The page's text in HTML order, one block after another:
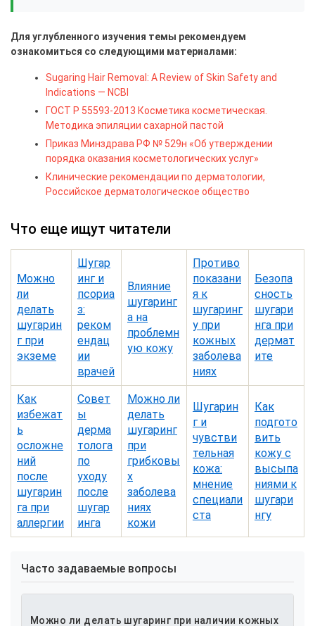
Для углубленного изучения темы рекомендуем
ознакомиться со следующими материалами:
Sugaring Hair Removal: A Review of Skin Safety and
Indications — NCBI
ГОСТ Р 55593-2013 Косметика косметическая.
Методика эпиляции сахарной пастой
Приказ Минздрава РФ № 529н «Об утверждении
порядка оказания косметологических услуг»
Клинические рекомендации по дерматологии,
Российское дерматологическое общество
Что еще ищут читатели
Можно
ли
делать
шугарин
г при
экземе
Шугар
инг и
псориа
з:
реком
ендац
ии
врачей
Влияние
шугаринг
а на
проблемн
ую кожу
Противо
показани
я к
шугаринг
у при
кожных
заболева
ниях
Безопа
сность
шугари
нга при
дермат
ите
Как
избежат
ь
осложне
ний
после
шугарин
га при
аллергии
Совет
ы
дерма
толога
по
уходу
после
шугар
инга
Можно ли
делать
шугаринг
при
грибковы
х
заболева
ниях
кожи
Шугарин
г и
чувстви
тельная
кожа:
мнение
специали
ста
Как
подгото
вить
кожу с
высыпа
ниями к
шугари
нгу
Часто задаваемые вопросы
Можно ли делать шугаринг при наличии кожных